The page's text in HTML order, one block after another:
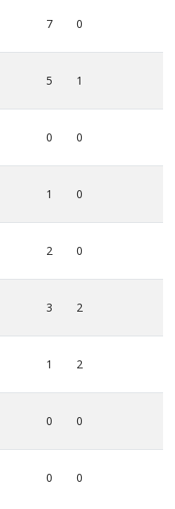
7 0
5 1
0 0
1 0
2 0
3 2
1 2
0 0
0 0